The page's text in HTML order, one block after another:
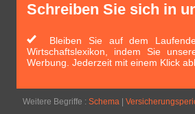
Schreiben Sie sich in
Bleiben Sie auf dem
Wirtschaftslexikon, indem Sie
Werbung. Jederzeit mit einem Klick
Weitere Begriffe : Schema